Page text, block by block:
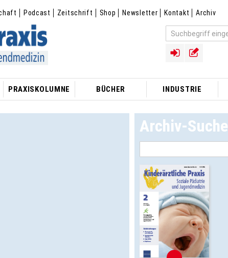
Podcast Zeitschrift Shop Newsletter Kontakt Archiv
PRAXISKOLUMNE BÜCHER INDUSTRIE
Archiv-Suche